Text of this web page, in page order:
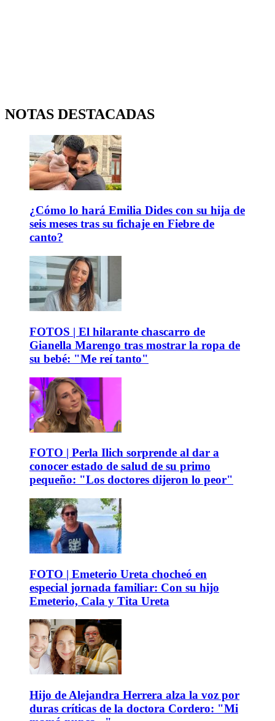
NOTAS DESTACADAS
¿Cómo lo hará Emilia Dides con su hija de
seis meses tras su fichaje en Fiebre de
canto?
FOTOS | El hilarante chascarro de
Gianella Marengo tras mostrar la ropa de
su bebé: "Me reí tanto"
FOTO | Perla Ilich sorprende al dar a
conocer estado de salud de su primo
pequeño: "Los doctores dijeron lo peor"
FOTO | Emeterio Ureta chocheó en
especial jornada familiar: Con su hijo
Emeterio, Cala y Tita Ureta
Hijo de Alejandra Herrera alza la voz por
duras críticas de la doctora Cordero: "Mi